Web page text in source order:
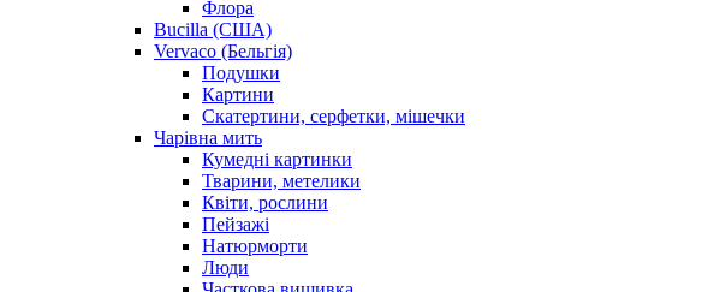
Флора
Bucilla (США)
Vervaco (Бельгія)
Подушки
Картини
Скатертини, серфетки, мішечки
Чарiвна мить
Кумедні картинки
Тварини, метелики
Квіти, рослини
Пейзажі
Натюрморти
Люди